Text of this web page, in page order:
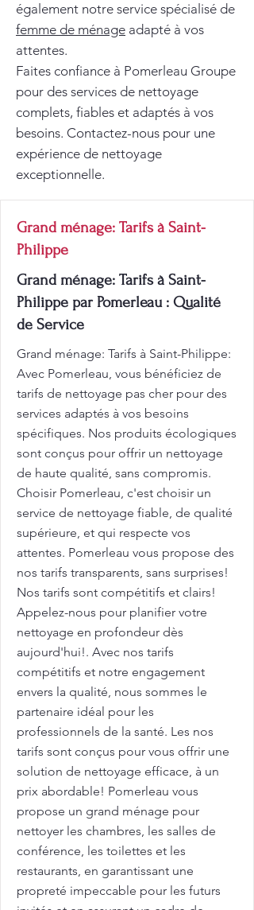
également notre service spécialisé de
femme de ménage adapté à vos
attentes.
Faites confiance à Pomerleau Groupe
pour des services de nettoyage
complets, fiables et adaptés à vos
besoins. Contactez-nous pour une
expérience de nettoyage
exceptionnelle.
Grand ménage: Tarifs à Saint-
Philippe
Grand ménage: Tarifs à Saint-
Philippe par Pomerleau : Qualité
de Service
Grand ménage: Tarifs à Saint-Philippe:
Avec Pomerleau, vous bénéficiez de
tarifs de nettoyage pas cher pour des
services adaptés à vos besoins
spécifiques. Nos produits écologiques
sont conçus pour offrir un nettoyage
de haute qualité, sans compromis.
Choisir Pomerleau, c'est choisir un
service de nettoyage fiable, de qualité
supérieure, et qui respecte vos
attentes. Pomerleau vous propose des
nos tarifs transparents, sans surprises!
Nos tarifs sont compétitifs et clairs!
Appelez-nous pour planifier votre
nettoyage en profondeur dès
aujourd'hui!. Avec nos tarifs
compétitifs et notre engagement
envers la qualité, nous sommes le
partenaire idéal pour les
professionnels de la santé. Les nos
tarifs sont conçus pour vous offrir une
solution de nettoyage efficace, à un
prix abordable! Pomerleau vous
propose un grand ménage pour
nettoyer les chambres, les salles de
conférence, les toilettes et les
restaurants, en garantissant une
propreté impeccable pour les futurs